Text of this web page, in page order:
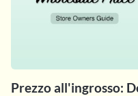
Prezzo all'ingrosso: